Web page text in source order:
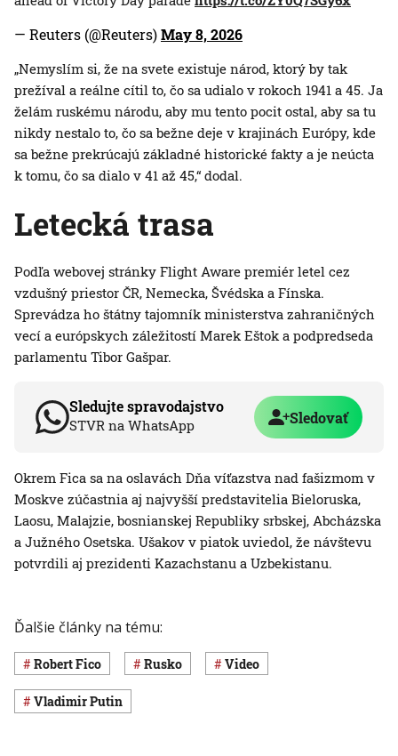
— Reuters (@Reuters)May 8, 2026
„Nemyslím si, že na svete existuje národ, ktorý by tak
prežíval a reálne cítil to, čo sa udialo v rokoch 1941 a 45. Ja
želám ruskému národu, aby mu tento pocit ostal, aby sa tu
nikdy nestalo to, čo sa bežne deje v krajinách Európy, kde
sa bežne prekrúcajú základné historické fakty a je neúcta
k tomu, čo sa dialo v 41 až 45,“ dodal.
Letecká trasa
Podľa webovej stránky Flight Aware premiér letel cez
vzdušný priestor ČR, Nemecka, Švédska a Fínska.
Sprevádza ho štátny tajomník ministerstva zahraničných
vecí a európskych záležitostí Marek Eštok a podpredseda
parlamentu Tibor Gašpar.
Sledujte spravodajstvo
STVR na WhatsApp Sledovať
Okrem Fica sa na oslavách Dňa víťazstva nad fašizmom v
Moskve zúčastnia aj najvyšší predstavitelia Bieloruska,
Laosu, Malajzie, bosnianskej Republiky srbskej, Abcházska
a Južného Osetska. Ušakov v piatok uviedol, že návštevu
potvrdili aj prezidenti Kazachstanu a Uzbekistanu.
Ďalšie články na tému:
Robert Fico Rusko Video
Vladimir Putin